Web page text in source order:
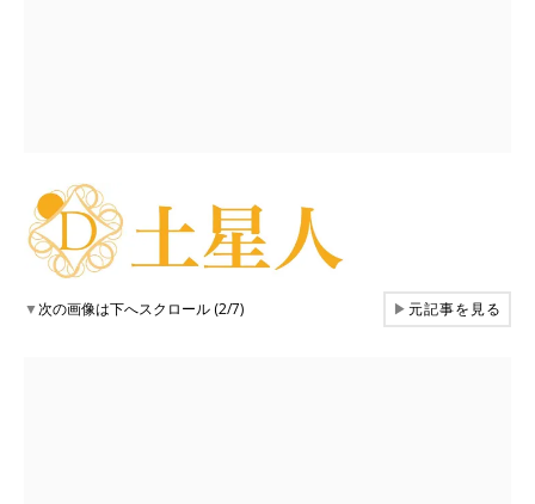
▼次の画像は下へスクロール (2/7) ▶元記事を見る